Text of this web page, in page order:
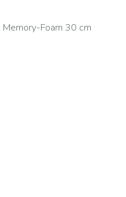
Memory-Foam 30 cm